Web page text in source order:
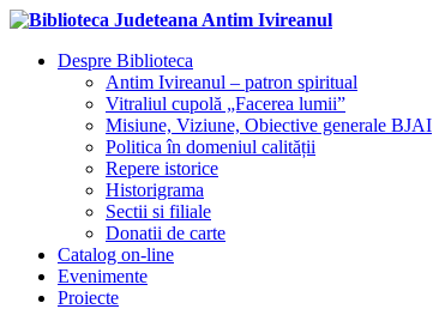
Despre Biblioteca
Antim Ivireanul – patron spiritual
Vitraliul cupolă „Facerea lumii”
Misiune, Viziune, Obiective generale BJAI
Politica în domeniul calității
Repere istorice
Historigrama
Sectii si filiale
Donatii de carte
Catalog on-line
Evenimente
Proiecte